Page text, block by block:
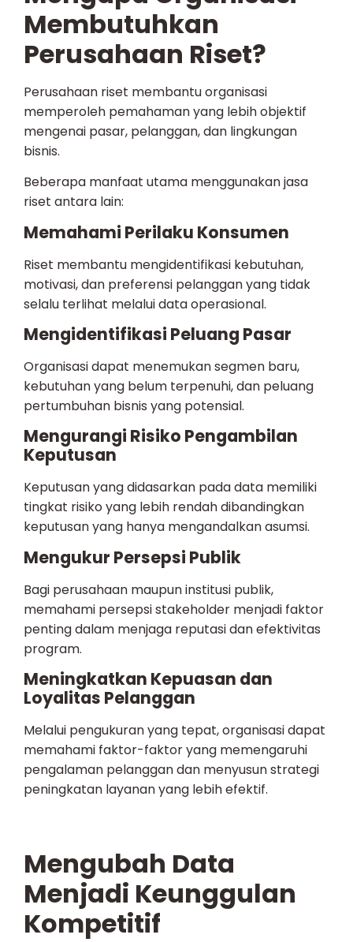
Membutuhkan
Perusahaan Riset?
Perusahaan riset membantu organisasi
memperoleh pemahaman yang lebih objektif
mengenai pasar, pelanggan, dan lingkungan
bisnis.
Beberapa manfaat utama menggunakan jasa
riset antara lain:
Memahami Perilaku Konsumen
Riset membantu mengidentifikasi kebutuhan,
motivasi, dan preferensi pelanggan yang tidak
selalu terlihat melalui data operasional.
Mengidentifikasi Peluang Pasar
Organisasi dapat menemukan segmen baru,
kebutuhan yang belum terpenuhi, dan peluang
pertumbuhan bisnis yang potensial.
Mengurangi Risiko Pengambilan
Keputusan
Keputusan yang didasarkan pada data memiliki
tingkat risiko yang lebih rendah dibandingkan
keputusan yang hanya mengandalkan asumsi.
Mengukur Persepsi Publik
Bagi perusahaan maupun institusi publik,
memahami persepsi stakeholder menjadi faktor
penting dalam menjaga reputasi dan efektivitas
program.
Meningkatkan Kepuasan dan
Loyalitas Pelanggan
Melalui pengukuran yang tepat, organisasi dapat
memahami faktor-faktor yang memengaruhi
pengalaman pelanggan dan menyusun strategi
peningkatan layanan yang lebih efektif.
Mengubah Data
Menjadi Keunggulan
Kompetitif